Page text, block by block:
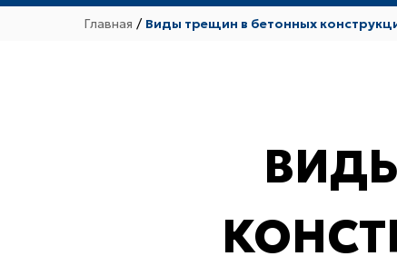
Главная / Виды трещин в бетонных